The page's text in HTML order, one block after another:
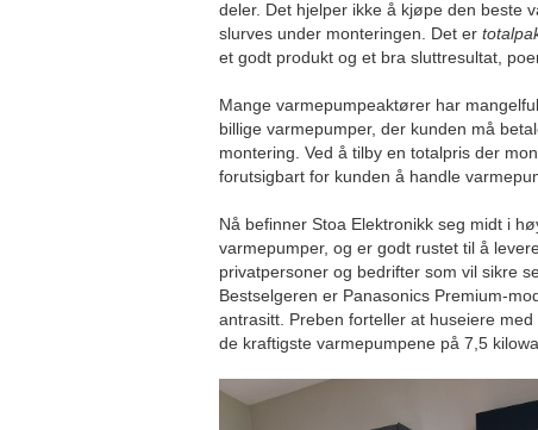
deler. Det hjelper ikke å kjøpe den beste
slurves under monteringen. Det er
et godt produkt og et bra sluttresultat,
Mange varmepumpeaktører har
billige varmepumper, der kunden må
montering. Ved å tilby en totalpris der
forutsigbart for kunden å handle
Nå befinner Stoa Elektronikk seg midt i
varmepumper, og er godt rustet til å
privatpersoner og bedrifter som vil sikre
Bestselgeren er Panasonics Premium-
antrasitt. Preben forteller at huseiere
de kraftigste varmepumpene på 7,5